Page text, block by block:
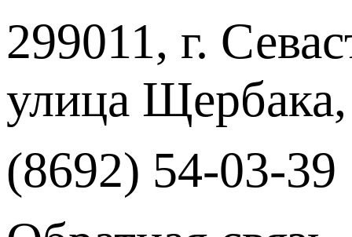
299011, г.
улица
(8692) 54-03-39